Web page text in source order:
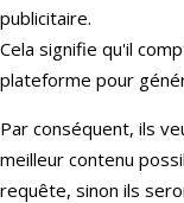
publicitaire.
Cela signifie qu'il
plateforme pour
Par conséquent, ils
meilleur contenu
requête, sinon ils